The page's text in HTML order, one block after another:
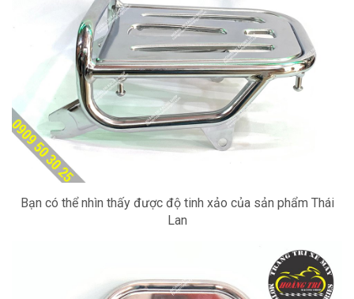
Bạn có thể nhìn thấy được độ tinh xảo của sản phẩm Thái
Lan